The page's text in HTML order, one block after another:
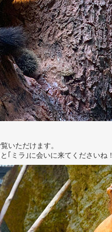
いただけます。
｢ミラ｣に会いに来てくださいね！